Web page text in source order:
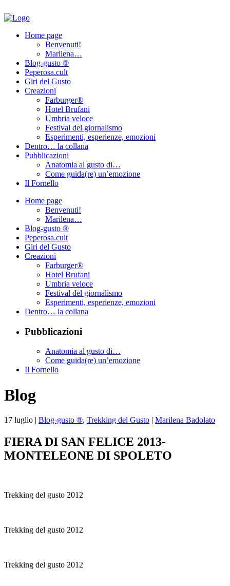
Home page
Benvenuti!
Marilena…
Blog-gusto ®
Peperosa.cult
Giri del Gusto
Creazioni
Farburger®
Hotel Brufani
Umbria veloce
Festival del giornalismo
Esperimenti, esperienze, emozioni
Dentro… la collana
Pubblicazioni
Anatomia al gusto di…
Come guida(re) un’emozione
Il Fornello
Home page
Benvenuti!
Marilena…
Blog-gusto ®
Peperosa.cult
Giri del Gusto
Creazioni
Farburger®
Hotel Brufani
Umbria veloce
Festival del giornalismo
Esperimenti, esperienze, emozioni
Dentro… la collana
Pubblicazioni
Anatomia al gusto di…
Come guida(re) un’emozione
Il Fornello
Blog
17 luglio | Blog-gusto ®, Trekking del Gusto | Marilena Badolato
FIERA DI SAN FELICE 2013-
MONTELEONE DI SPOLETO
Trekking del gusto 2012
Trekking del gusto 2012
Trekking del gusto 2012